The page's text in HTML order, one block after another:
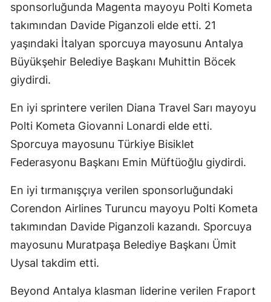
sponsorluğunda Magenta mayoyu Polti Kometa
takımından Davide Piganzoli elde etti. 21
yaşındaki İtalyan sporcuya mayosunu Antalya
Büyükşehir Belediye Başkanı Muhittin Böcek
giydirdi.
En iyi sprintere verilen Diana Travel Sarı mayoyu
Polti Kometa Giovanni Lonardi elde etti.
Sporcuya mayosunu Türkiye Bisiklet
Federasyonu Başkanı Emin Müftüoğlu giydirdi.
En iyi tırmanışçıya verilen sponsorluğundaki
Corendon Airlines Turuncu mayoyu Polti Kometa
takımından Davide Piganzoli kazandı. Sporcuya
mayosunu Muratpaşa Belediye Başkanı Ümit
Uysal takdim etti.
Beyond Antalya klasman liderine verilen Fraport